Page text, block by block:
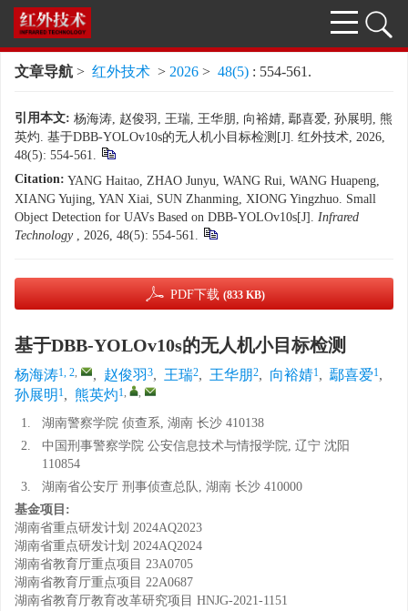
文章导航 > 红外技术 > 2026 > 48(5) : 554-561.
引用本文: 杨海涛, 赵俊羽, 王瑞, 王华朋, 向裕婧, 鄢喜爱, 孙展明, 熊
英灼. 基于DBB-YOLOv10s的无人机小目标检测[J]. 红外技术, 2026,
48(5): 554-561.
Citation: YANG Haitao, ZHAO Junyu, WANG Rui, WANG Huapeng,
XIANG Yujing, YAN Xiai, SUN Zhanming, XIONG Yingzhuo. Small
Object Detection for UAVs Based on DBB-YOLOv10s[J]. Infrared
Technology , 2026, 48(5): 554-561.
PDF下载 (833 KB)
基于DBB-YOLOv10s的无人机小目标检测
杨海涛1, 2, , 赵俊羽 3, 王瑞2, 王华朋2, 向裕婧1, 鄢喜爱1,
孙展明 1, 熊英灼1, ,
1.
湖南警察学院 侦查系, 湖南 长沙 410138
2.
中国刑事警察学院 公安信息技术与情报学院, 辽宁 沈阳
110854
3.
湖南省公安厅 刑事侦查总队, 湖南 长沙 410000
基金项目:
湖南省重点研发计划 2024AQ2023
湖南省重点研发计划 2024AQ2024
湖南省教育厅重点项目 23A0705
湖南省教育厅重点项目 22A0687
湖南省教育厅教育改革研究项目 HNJG-2021-1151